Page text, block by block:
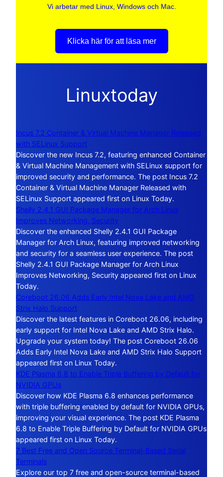
Vi arbetar med Linux, Windows och Mac.
Klicka här för att läsa mer
Linuxtoday
Incus 7.2 Container & Virtual Machine Manager Released
with SELinux Support
Discover the new Incus 7.2, featuring enhanced Container
& Virtual Machine Management with SELinux support for
improved security and performance. The post Incus 7.2
Container & Virtual Machine Manager Released with
SELinux Support appeared first on Linux Today.
Shelly 2.4.1 GUI Package Manager for Arch Linux
Improves Networking, Security
Discover the enhanced Shelly 2.4.1 GUI Package
Manager for Arch Linux, featuring improved networking
and security for a seamless user experience. The post
Shelly 2.4.1 GUI Package Manager for Arch Linux
Improves Networking, Security appeared first on Linux
Today.
Coreboot 26.06 Adds Early Intel Nova Lake and AMD
Strix Halo Support
Discover the latest features in Coreboot 26.06, including
early support for Intel Nova Lake and AMD Strix Halo.
Upgrade your system today! The post Coreboot 26.06
Adds Early Intel Nova Lake and AMD Strix Halo Support
appeared first on Linux Today.
KDE Plasma 6.8 to Enable Triple Buffering by Default for
NVIDIA GPUs
Discover how KDE Plasma 6.8 enhances performance
with triple buffering enabled by default for NVIDIA GPUs,
improving your visual experience. The post KDE Plasma
6.8 to Enable Triple Buffering by Default for NVIDIA GPUs
appeared first on Linux Today.
7 Best Free and Open Source Terminal-Based Serial
Terminals
Explore our top 7 free and open-source terminal-based